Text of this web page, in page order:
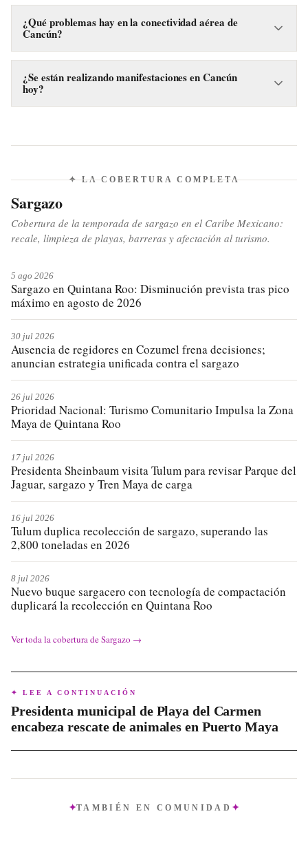
Sí, el martes 24 de marzo de 2026 se reportó un incendio en
un edificio abandonado de la Zona Hotelera de Cancún.
¿Qué problemas hay en la conectividad aérea de
Cancún?
Cancún enfrenta afectaciones en su conectividad aérea hoy,
aunque el tipo específico o la causa de estas afectaciones no
fueron detallados en el reporte.
¿Se están realizando manifestaciones en Cancún
hoy?
24 de marzo de 2026 en Cancún.
✦ LA COBERTURA COMPLETA
Sargazo
Cobertura de la temporada de sargazo en el Caribe Mexicano:
recale, limpieza de playas, barreras y afectación al turismo.
5 ago 2026
Sargazo en Quintana Roo: Disminución prevista tras pico
máximo en agosto de 2026
30 jul 2026
Ausencia de regidores en Cozumel frena decisiones;
anuncian estrategia unificada contra el sargazo
26 jul 2026
Prioridad Nacional: Turismo Comunitario Impulsa la Zona
Maya de Quintana Roo
17 jul 2026
Presidenta Sheinbaum visita Tulum para revisar Parque del
Jaguar, sargazo y Tren Maya de carga
16 jul 2026
Tulum duplica recolección de sargazo, superando las
2,800 toneladas en 2026
8 jul 2026
Nuevo buque sargacero con tecnología de compactación
duplicará la recolección en Quintana Roo
Ver toda la cobertura deSargazo →
✦ LEE A CONTINUACIÓN
Presidenta municipal de Playa del Carmen
encabeza rescate de animales en Puerto Maya
TAMBIÉN EN COMUNIDAD